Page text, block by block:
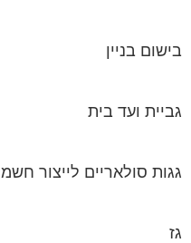
בישום בניין
גביית ועד בית
גגות סולאריים לייצור חשמל
גז